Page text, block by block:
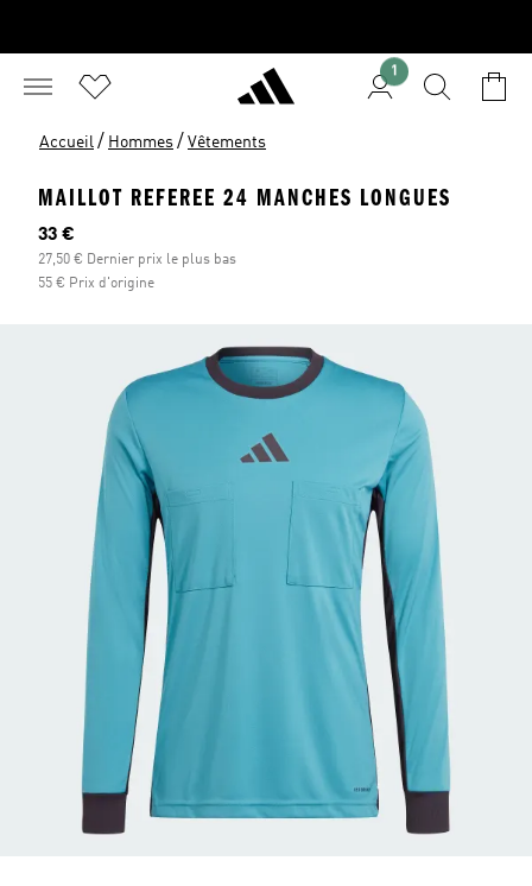
1
Accueil / Hommes / Vêtements
MAILLOT REFEREE 24 MANCHES LONGUES
Prix actuel
33 €
27,50 € Dernier prix le plus bas
55 € Prix d'origine